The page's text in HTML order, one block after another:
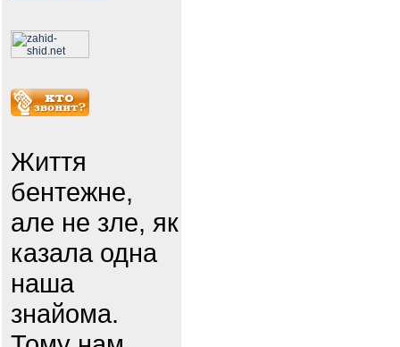
Життя
бентежне,
але не зле, як
казала одна
наша
знайома.